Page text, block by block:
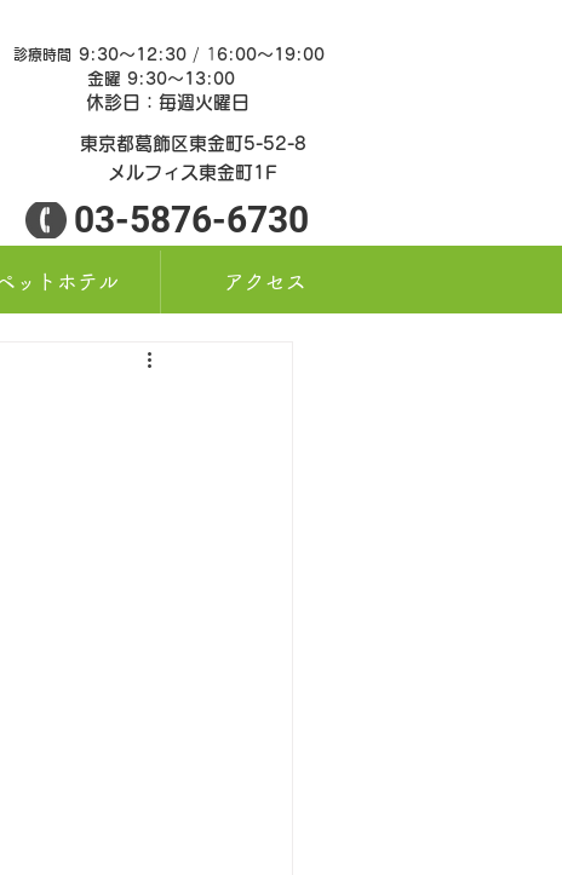
診療時間 9:30～12:30 / 1 6:00～19:00
金曜 9:30～13:00
休診日：毎週火曜日
東京都葛飾区東金町5-52-8
メルフィス東金町1F
03-5876-6730
ットホテル アクセス